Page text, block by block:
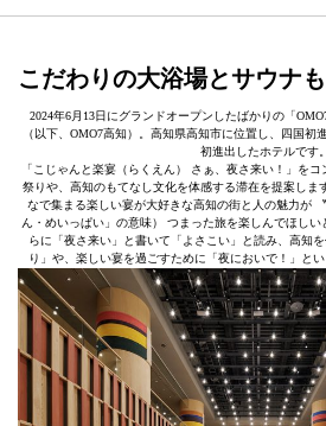
こだわりの大浴場とサウナ
2024年6月13日にグランドオープンしたばかりの「
（以下、OMO7高知）。高知県高知市に位置し、四国初
初進出したホテルです。
「こじゃんと楽宴（らくえん） さぁ、夜さ来い！」を
祭りや、高知のもてなし文化を体感する滞在を提案しま
なで集まる楽しい宴が大好きな高知の街と人の魅力が
ん・めいっぱい」の意味） つまった旅を楽しんでほし
らに「夜さ来い」と書いて「よさこい」と読み、高知
り」や、楽しい宴を過ごすために「夜においで！」と